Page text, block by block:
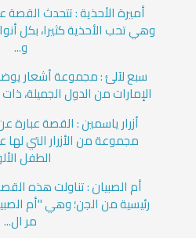
أميرة الأحذية : تتحدث القصة
وهي تحب الأحذية كثيرا، بكل
و...
سبع لآلئ : مجموعة أشعار
الإمارات من الدول الجميلة،
أزرار ياسمين : القصة
مجموعة من الأزرار التي
الطفل
أم الصبيان : تناولت هذه
رئيسية من الجن؛ وهي "أم
مر ال...